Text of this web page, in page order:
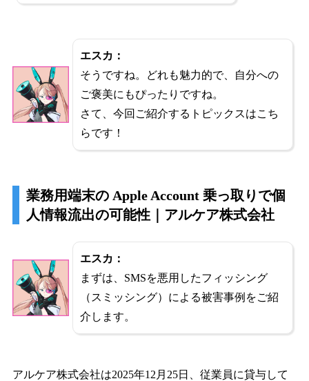
エスカ：
そうですね。どれも魅力的で、自分への
ご褒美にもぴったりですね。
さて、今回ご紹介するトピックスはこち
らです！
業務用端末の Apple Account 乗っ取りで個
人情報流出の可能性｜アルケア株式会社
エスカ：
まずは、SMSを悪用したフィッシング
（スミッシング）による被害事例をご紹
介します。
アルケア株式会社は2025年12月25日、従業員に貸与して